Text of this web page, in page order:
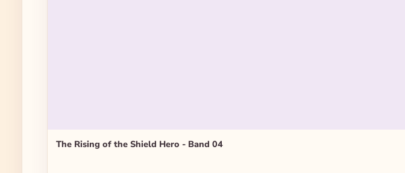
The Rising of the Shield Hero - Band 04